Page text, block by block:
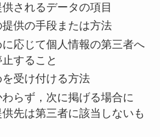
されるデータの項目
供の手段または方法
応じて個人情報の第三者へ
すること
受け付ける方法
らず，次に掲げる場合に
先は第三者に該当しないも